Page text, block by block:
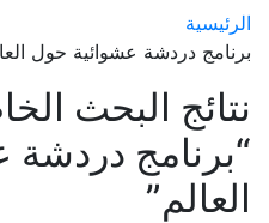
الرئيسية
برنامج دردشة عشوائية حول
نتائج البحث
“برنامج
العالم”